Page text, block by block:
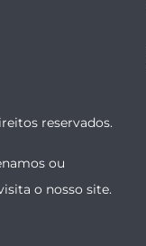
reservados.
ou
o nosso site.